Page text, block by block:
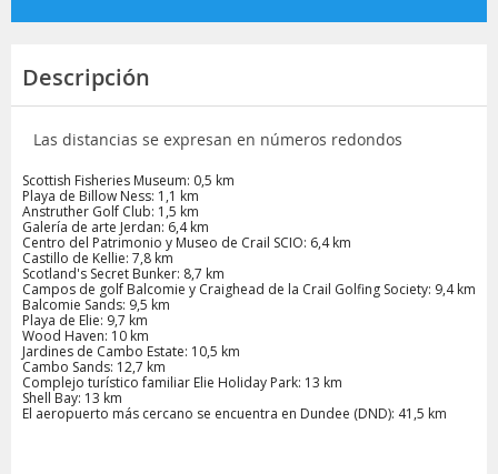
Descripción
Las distancias se expresan en números redondos
Scottish Fisheries Museum: 0,5 km
Playa de Billow Ness: 1,1 km
Anstruther Golf Club: 1,5 km
Galería de arte Jerdan: 6,4 km
Centro del Patrimonio y Museo de Crail SCIO: 6,4 km
Castillo de Kellie: 7,8 km
Scotland's Secret Bunker: 8,7 km
Campos de golf Balcomie y Craighead de la Crail Golfing Society: 9,4 km
Balcomie Sands: 9,5 km
Playa de Elie: 9,7 km
Wood Haven: 10 km
Jardines de Cambo Estate: 10,5 km
Cambo Sands: 12,7 km
Complejo turístico familiar Elie Holiday Park: 13 km
Shell Bay: 13 km
El aeropuerto más cercano se encuentra en Dundee (DND): 41,5 km